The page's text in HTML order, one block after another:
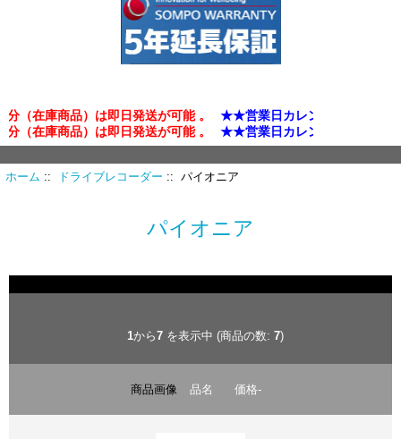
在庫商品）は即日発送が可能 。 ★★営業日カレンダー確認★★
在庫商品）は即日発送が可能 。
★★営業日カレンダー確認★★
ホーム :: ドライブレコーダー :: パイオニア
パイオニア
1から7を表示中 (商品の数: 7)
商品画像 品名 価格-